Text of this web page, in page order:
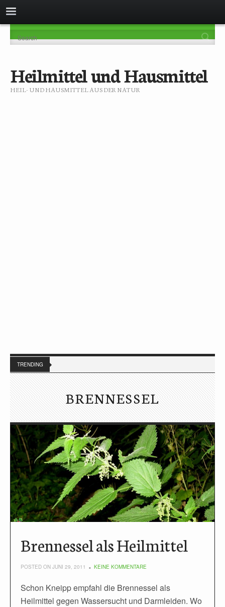
Heilmittel und Hausmittel
HEIL- UND HAUSMITTEL AUS DER NATUR
TRENDING
BRENNESSEL
Brennessel als Heilmittel
POSTED ON JUNI 29, 2011 KEINE KOMMENTARE
Schon Kneipp empfahl die Brennessel als
Heilmittel gegen Wassersucht und Darmleiden. Wo